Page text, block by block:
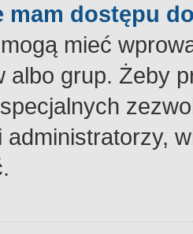
mam dostępu
mieć
albo grup. Żeby
administratorzy,